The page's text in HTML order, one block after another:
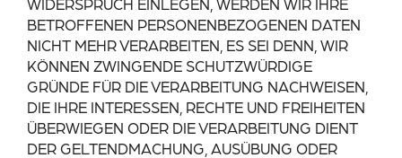
BETROFFENEN PERSONENBEZOGENEN DATEN
NICHT MEHR VERARBEITEN, ES SEI DENN, WIR
KÖNNEN ZWINGENDE SCHUTZWÜRDIGE
GRÜNDE FÜR DIE VERARBEITUNG NACHWEISEN,
DIE IHRE INTERESSEN, RECHTE UND FREIHEITEN
ÜBERWIEGEN ODER DIE VERARBEITUNG DIENT
DER GELTENDMACHUNG, AUSÜBUNG ODER